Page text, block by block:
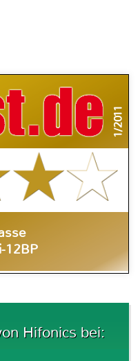
1/2011
12BP
Hifonics bei: